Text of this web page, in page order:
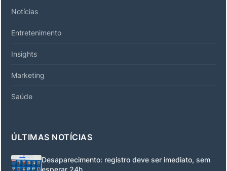
Notícias
Entretenimento
Insights
Marketing
Saúde
ÚLTIMAS NOTÍCIAS
Desaparecimento: registro deve ser imediato, sem
esperar 24h